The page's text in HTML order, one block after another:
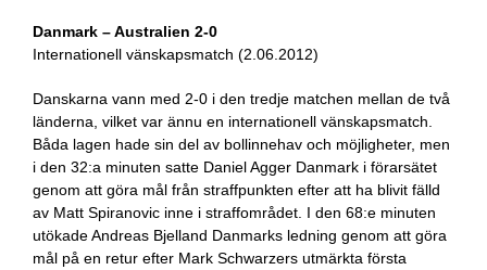
Danmark – Australien 2-0
Internationell vänskapsmatch (2.06.2012)
Danskarna vann med 2-0 i den tredje matchen mellan de två
länderna, vilket var ännu en internationell vänskapsmatch.
Båda lagen hade sin del av bollinnehav och möjligheter, men
i den 32:a minuten satte Daniel Agger Danmark i förarsätet
genom att göra mål från straffpunkten efter att ha blivit fälld
av Matt Spiranovic inne i straffområdet. I den 68:e minuten
utökade Andreas Bjelland Danmarks ledning genom att göra
mål på en retur efter Mark Schwarzers utmärkta första